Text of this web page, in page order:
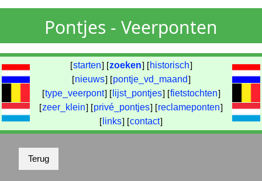
Pontjes - Veerponten
[starten] [zoeken] [ historisch]
[nieuws] [pontje_vd_maand]
[type_veerpont] [ lijst_pontjes] [fietstochten]
[zeer_klein] [privé_pontjes] [reclameponten]
[ links] [contact]